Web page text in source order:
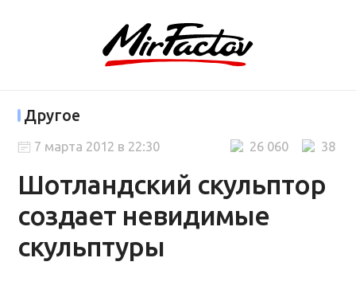
Другое
Шотландский скульптор
создает невидимые
скульптуры
38
26 060
7 марта 2012 в 22:30